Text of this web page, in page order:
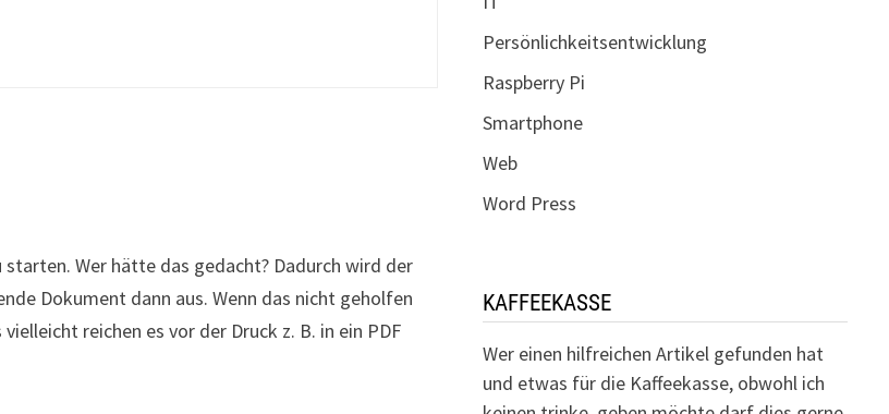
Wer hätte das gedacht? Dadurch wird der
Dokument dann aus. Wenn das nicht geholfen
reichen es vor der Druck z. B. in ein PDF
Persönlichkeitsentwicklung
Raspberry Pi
Smartphone
Web
Word Press
KAFFEEKASSE
Wer einen hilfreichen Artikel gefunden hat
und etwas für die Kaffeekasse, obwohl ich